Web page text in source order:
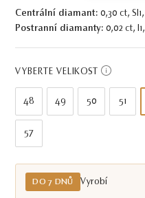
Centrální diamant: 0,30 ct,
Postranní diamanty: 0,02 ct,
VYBERTE VELIKOST
48 49 50 51
57
DO 7 DNŮ Vyrobí